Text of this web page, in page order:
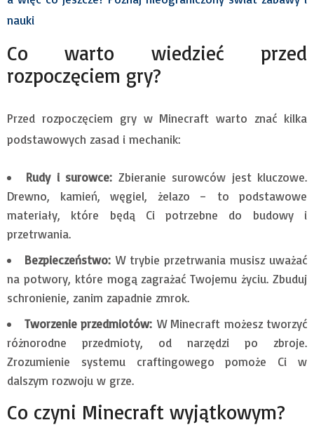
nauki
Co warto wiedzieć przed
rozpoczęciem gry?
Przed rozpoczęciem gry w Minecraft warto znać kilka
podstawowych zasad i mechanik:
Rudy i surowce:Zbieranie surowców jest kluczowe.
Drewno, kamień, węgiel, żelazo – to podstawowe
materiały, które będą Ci potrzebne do budowy i
przetrwania.
Bezpieczeństwo: W trybie przetrwania musisz uważać
na potwory, które mogą zagrażać Twojemu życiu. Zbuduj
schronienie, zanim zapadnie zmrok.
Tworzenie przedmiotów: W Minecraft możesz tworzyć
różnorodne przedmioty, od narzędzi po zbroje.
Zrozumienie systemu craftingowego pomoże Ci w
dalszym rozwoju w grze.
Co czyni Minecraft wyjątkowym?